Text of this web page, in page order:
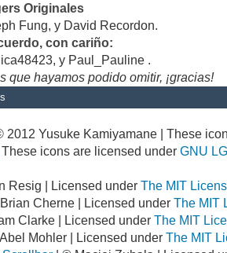
Originales
Fung, y David Recordon.
con cariño:
y Paul_Pauline .
que hayamos podido omitir, ¡gracias!
2012 Yusuke Kamiyamane | These
These icons are licensed underGNU
Resig | Licensed underThe MIT
Cherne | Licensed underThe MIT
Clarke | Licensed underThe MIT
Mohler | Licensed underThe MIT